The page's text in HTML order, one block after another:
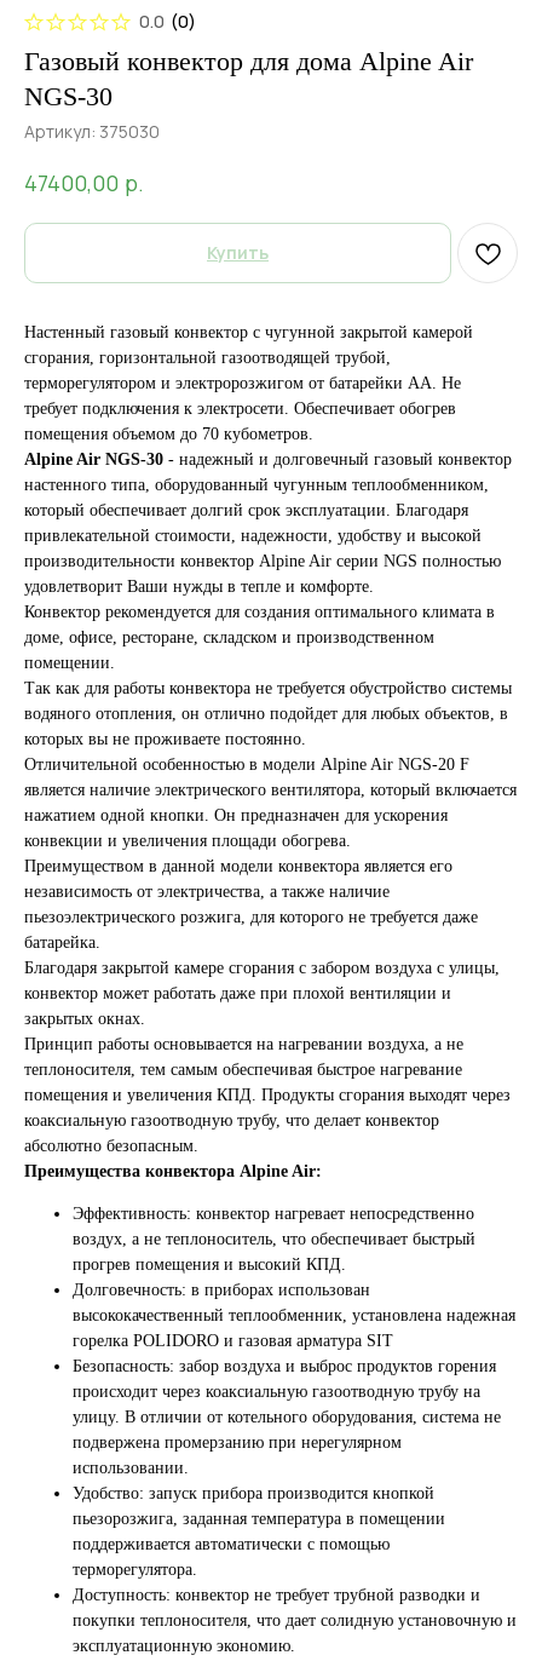
0.0 (0)
Газовый конвектор для дома Alpine Air
NGS-30
Артикул: 375030
47400,00 р.
Купить
Настенный газовый конвектор с чугунной закрытой камерой
сгорания, горизонтальной газоотводящей трубой,
терморегулятором и электророзжигом от батарейки АА. Не
требует подключения к электросети. Обеспечивает обогрев
помещения объемом до 70 кубометров.
Alpine Air NGS-30 - надежный и долговечный газовый конвектор
настенного типа, оборудованный чугунным теплообменником,
который обеспечивает долгий срок эксплуатации. Благодаря
привлекательной стоимости, надежности, удобству и высокой
производительности конвектор Alpine Air серии NGS полностью
удовлетворит Ваши нужды в тепле и комфорте.
Конвектор рекомендуется для создания оптимального климата в
доме, офисе, ресторане, складском и производственном
помещении.
Так как для работы конвектора не требуется обустройство системы
водяного отопления, он отлично подойдет для любых объектов, в
которых вы не проживаете постоянно.
Отличительной особенностью в модели Alpine Air NGS-20 F
является наличие электрического вентилятора, который включается
нажатием одной кнопки. Он предназначен для ускорения
конвекции и увеличения площади обогрева.
Преимуществом в данной модели конвектора является его
независимость от электричества, а также наличие
пьезоэлектрического розжига, для которого не требуется даже
батарейка.
Благодаря закрытой камере сгорания с забором воздуха с улицы,
конвектор может работать даже при плохой вентиляции и
закрытых окнах.
Принцип работы основывается на нагревании воздуха, а не
теплоносителя, тем самым обеспечивая быстрое нагревание
помещения и увеличения КПД. Продукты сгорания выходят через
коаксиальную газоотводную трубу, что делает конвектор
абсолютно безопасным.
Преимущества конвектора Alpine Air:
Эффективность: конвектор нагревает непосредственно
воздух, а не теплоноситель, что обеспечивает быстрый
прогрев помещения и высокий КПД.
Долговечность: в приборах использован
высококачественный теплообменник, установлена надежная
горелка POLIDORO и газовая арматура SIT
Безопасность: забор воздуха и выброс продуктов горения
происходит через коаксиальную газоотводную трубу на
улицу. В отличии от котельного оборудования, система не
подвержена промерзанию при нерегулярном
использовании.
Удобство: запуск прибора производится кнопкой
пьезорозжига, заданная температура в помещении
поддерживается автоматически с помощью
терморегулятора.
Доступность: конвектор не требует трубной разводки и
покупки теплоносителя, что дает солидную установочную и
эксплуатационную экономию.